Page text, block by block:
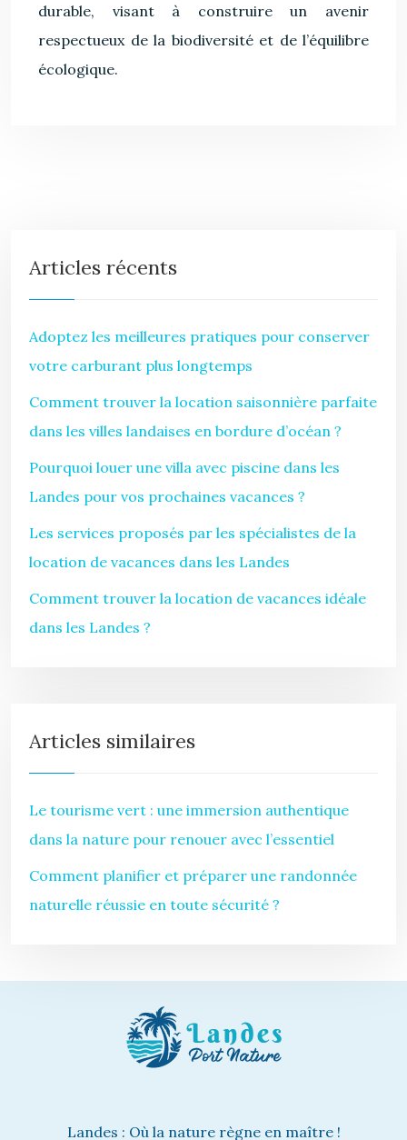
durable, visant à construire un avenir
respectueux de la biodiversité et de l’équilibre
écologique.
Articles récents
Adoptez les meilleures pratiques pour conserver
votre carburant plus longtemps
Comment trouver la location saisonnière parfaite
dans les villes landaises en bordure d’océan ?
Pourquoi louer une villa avec piscine dans les
Landes pour vos prochaines vacances ?
Les services proposés par les spécialistes de la
location de vacances dans les Landes
Comment trouver la location de vacances idéale
dans les Landes ?
Articles similaires
Le tourisme vert : une immersion authentique
dans la nature pour renouer avec l’essentiel
Comment planifier et préparer une randonnée
naturelle réussie en toute sécurité ?
Landes : Où la nature règne en maître !